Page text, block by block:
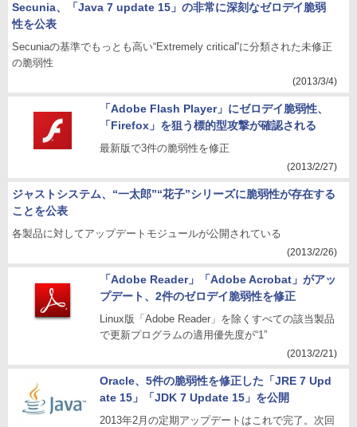
Secunia、「Java 7 update 15」の非常に深刻なゼロデイ脆弱
性を公表
Secuniaの基準でもっとも高い“Extremely critical”に分類された未修正
の脆弱性
(2013/3/4)
「Adobe Flash Player」にゼロデイ脆弱性、
「Firefox」を狙う標的型攻撃が確認される
最新版で3件の脆弱性を修正
(2013/2/27)
ジャストシステム、“一太郎”“花子”シリーズに脆弱性が存在する
ことを公表
各製品に対してアップデートモジュールが公開されている
(2013/2/26)
「Adobe Reader」「Adobe Acrobat」がアッ
プデート、2件のゼロデイ脆弱性を修正
Linux版「Adobe Reader」を除くすべての該当製品
で更新プログラムの適用優先度が“1”
(2013/2/21)
Oracle、5件の脆弱性を修正した「JRE 7 Upd
ate 15」「JDK 7 Update 15」を公開
2013年2月の定期アップデートはこれで完了。次回